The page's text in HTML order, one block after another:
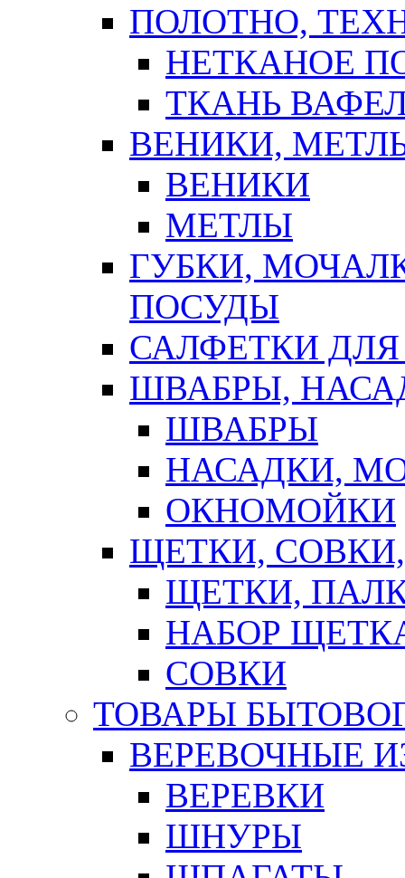
ПОЛОТНО,
НЕТКАНОЕ
ТКАНЬ
ВЕНИКИ,
ВЕНИКИ
МЕТЛЫ
ГУБКИ,
ПОСУДЫ
САЛФЕТКИ
ШВАБРЫ,
ШВАБРЫ
НАСАДКИ,
ОКНОМОЙКИ
ЩЕТКИ,
ЩЕТКИ,
НАБОР
СОВКИ
ТОВАРЫ
ВЕРЕВОЧНЫЕ
ВЕРЕВКИ
ШНУРЫ